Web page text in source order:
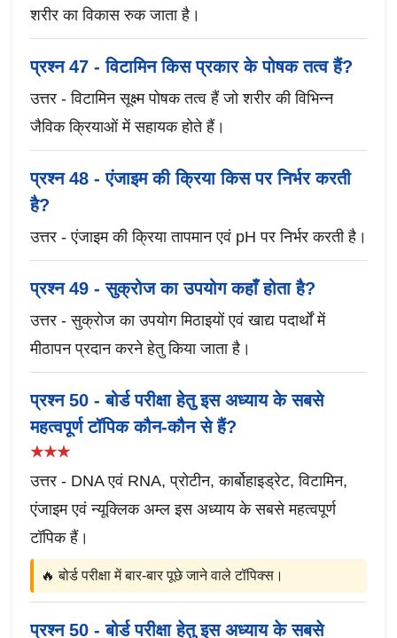
शरीर का विकास रुक जाता है।
प्रश्न 47 - विटामिन किस प्रकार के पोषक तत्व हैं?
उत्तर - विटामिन सूक्ष्म पोषक तत्व हैं जो शरीर की विभिन्न
जैविक क्रियाओं में सहायक होते हैं।
प्रश्न 48 - एंजाइम की क्रिया किस पर निर्भर करती
है?
उत्तर - एंजाइम की क्रिया तापमान एवं pH पर निर्भर करती है।
प्रश्न 49 - सुक्रोज का उपयोग कहाँ होता है?
उत्तर - सुक्रोज का उपयोग मिठाइयों एवं खाद्य पदार्थों में
मीठापन प्रदान करने हेतु किया जाता है।
प्रश्न 50 - बोर्ड परीक्षा हेतु इस अध्याय के सबसे
महत्वपूर्ण टॉपिक कौन-कौन से हैं?
★★★
उत्तर - DNA एवं RNA, प्रोटीन, कार्बोहाइड्रेट, विटामिन,
एंजाइम एवं न्यूक्लिक अम्ल इस अध्याय के सबसे महत्वपूर्ण
टॉपिक हैं।
🔥 बोर्ड परीक्षा में बार-बार पूछे जाने वाले टॉपिक्स।
प्रश्न 50 - बोर्ड परीक्षा हेतु इस अध्याय के सबसे